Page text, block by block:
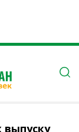
выпуску